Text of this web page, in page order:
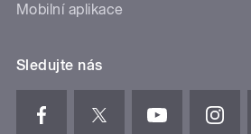
Mobilní aplikace
Sledujte nás